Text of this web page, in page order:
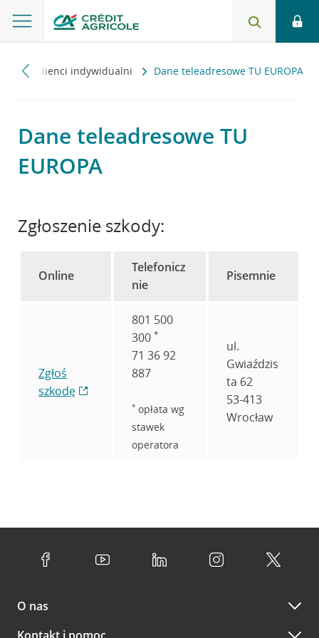
Klienci indywidualni Dane teleadresowe TU EUROPA
Dane teleadresowe TU
EUROPA
Zgłoszenie szkody:
Online
Telefonicz
nie
Pisemnie
Zgłoś
szkodę
801 500
300 *
71 36 92
887
* opłata wg
stawek
operatora
ul.
Gwiaździs
ta 62
53-413
Wrocław
O nas